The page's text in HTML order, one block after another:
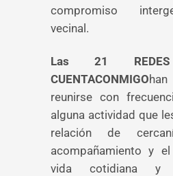
compromiso
vecinal.
Las 21 REDES
CUENTACONMIGO
reunirse con
alguna actividad que
relación de
acompañamiento y
vida cotidiana y